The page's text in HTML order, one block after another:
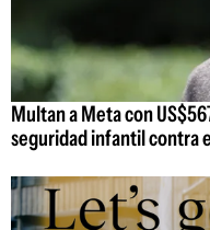
Multan a Meta con
seguridad infantil contra